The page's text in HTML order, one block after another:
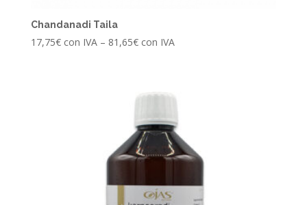
Chandanadi Taila
17,75€ con IVA– 81,65€ con IVA